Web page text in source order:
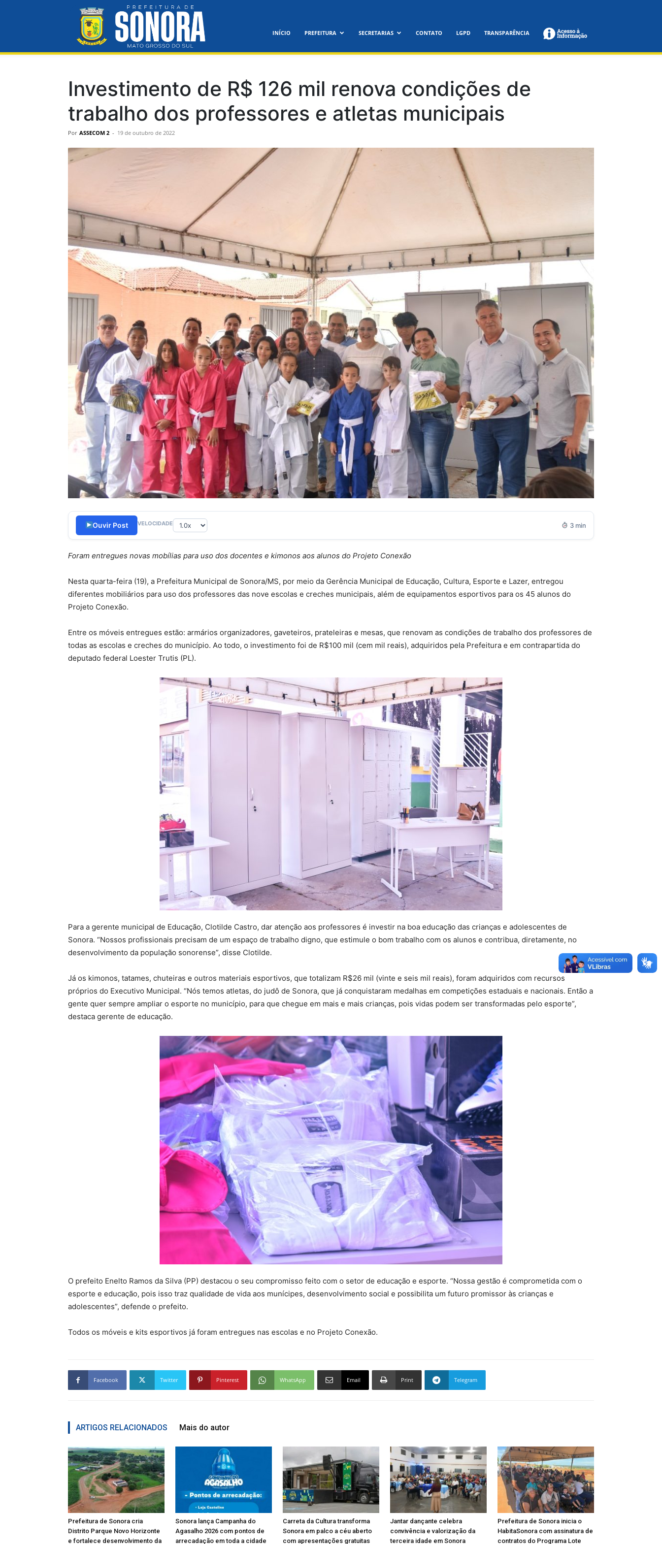
Sonora
INÍCIO PREFEITURA SECRETARIAS CONTATO LGPD TRANSPARÊNCIA
Investimento de R$ 126 mil renova condições de
trabalho dos professores e atletas municipais
Por ASSECOM 2 - 19 de outubro de 2022
Ouvir Post VELOCIDADE 3 min
Foram entregues novas mobílias para uso dos docentes e kimonos aos alunos do Projeto Conexão
Nesta quarta-feira (19), a Prefeitura Municipal de Sonora/MS, por meio da Gerência Municipal de Educação, Cultura, Esporte e Lazer, entregou
diferentes mobiliários para uso dos professores das nove escolas e creches municipais, além de equipamentos esportivos para os 45 alunos do
Projeto Conexão.
Entre os móveis entregues estão: armários organizadores, gaveteiros, prateleiras e mesas, que renovam as condições de trabalho dos professores de
todas as escolas e creches do município. Ao todo, o investimento foi de R$100 mil (cem mil reais), adquiridos pela Prefeitura e em contrapartida do
deputado federal Loester Trutis (PL).
Para a gerente municipal de Educação, Clotilde Castro, dar atenção aos professores é investir na boa educação das crianças e adolescentes de
Sonora. “Nossos profissionais precisam de um espaço de trabalho digno, que estimule o bom trabalho com os alunos e contribua, diretamente, no
desenvolvimento da população sonorense”, disse Clotilde.
Já os kimonos, tatames, chuteiras e outros materiais esportivos, que totalizam R$26 mil (vinte e seis mil reais), foram adquiridos com recursos
próprios do Executivo Municipal. “Nós temos atletas, do judô de Sonora, que já conquistaram medalhas em competições estaduais e nacionais. Então a
gente quer sempre ampliar o esporte no município, para que chegue em mais e mais crianças, pois vidas podem ser transformadas pelo esporte”,
destaca gerente de educação.
O prefeito Enelto Ramos da Silva (PP) destacou o seu compromisso feito com o setor de educação e esporte. “Nossa gestão é comprometida com o
esporte e educação, pois isso traz qualidade de vida aos munícipes, desenvolvimento social e possibilita um futuro promissor às crianças e
adolescentes”, defende o prefeito.
Todos os móveis e kits esportivos já foram entregues nas escolas e no Projeto Conexão.
Facebook Twitter Pinterest WhatsApp Email Print Telegram
ARTIGOS RELACIONADOS Mais do autor
Prefeitura de Sonora cria
Distrito Parque Novo Horizonte
e fortalece desenvolvimento da
Sonora lança Campanha do
Agasalho 2026 com pontos de
arrecadação em toda a cidade
Carreta da Cultura transforma
Sonora em palco a céu aberto
com apresentações gratuitas
Jantar dançante celebra
convivência e valorização da
terceira idade em Sonora
Prefeitura de Sonora inicia o
HabitaSonora com assinatura de
contratos do Programa Lote